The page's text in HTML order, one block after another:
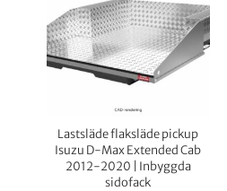
Lastsläde flaksläde pickup
Isuzu D-Max Extended Cab
2012-2020 | Inbyggda
sidofack